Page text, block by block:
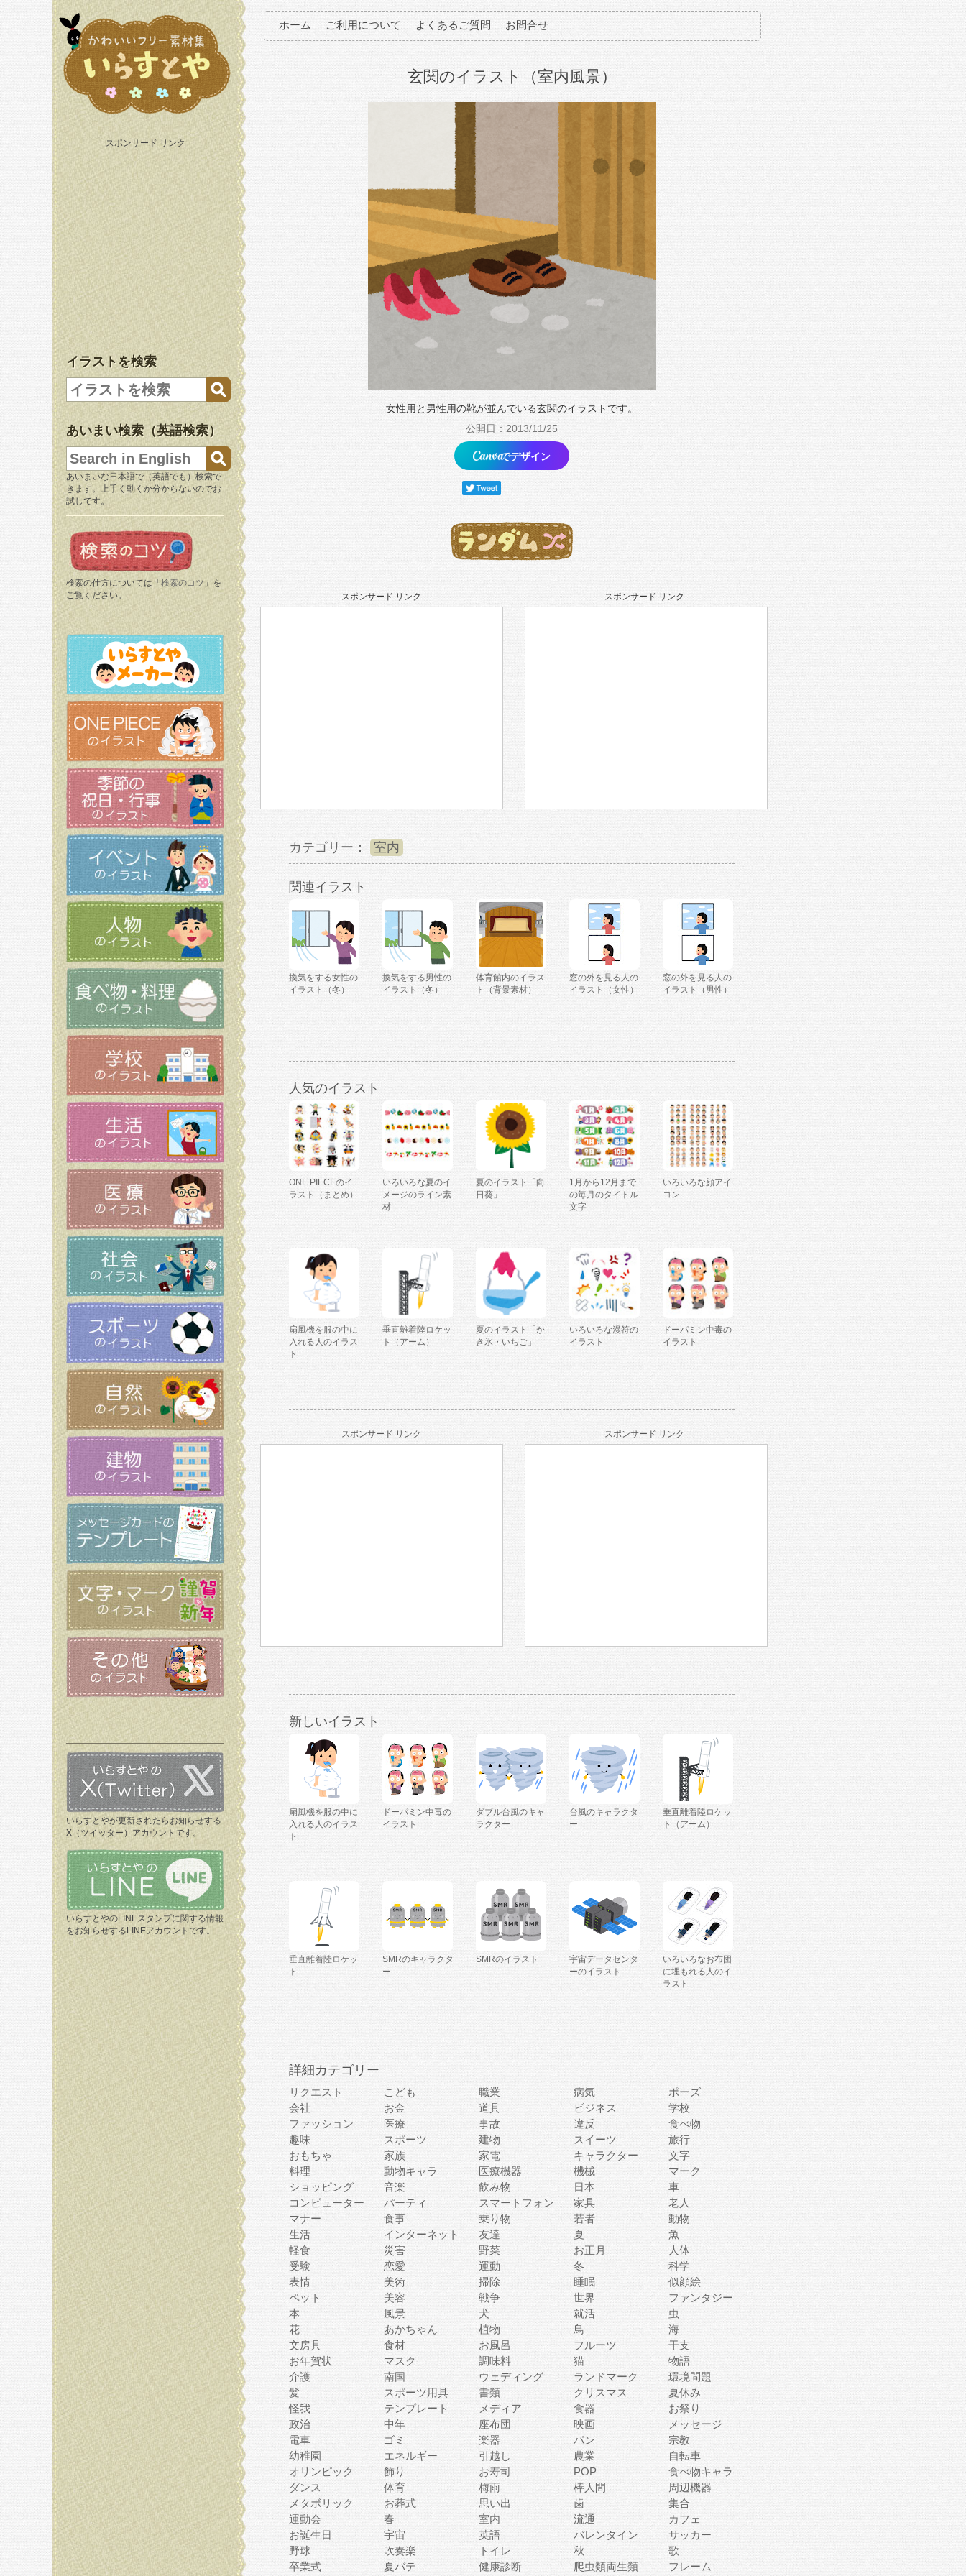
スポンサード リンク
イラストを検索
あいまい検索（英語検索）
あいまいな日本語で（英語でも）検索で
きます。上手く動くか分からないのでお
試しです。
検索の仕方については「 検索のコツ 」を
ご覧ください。
いらすとやが更新されたらお知らせする
X（ツイッター）アカウントです。
いらすとやのLINEスタンプに関する情報
をお知らせするLINEアカウントです。
ホーム ご利用について よくあるご質問 お問合せ
玄関のイラスト（室内風景）
女性用と男性用の靴が並んでいる玄関のイラストです。
公開日：2013/11/25
でデザイン
スポンサード リンク スポンサード リンク
カテゴリー： 室内
関連イラスト
換気をする女性の
イラスト（冬）
換気をする男性の
イラスト（冬）
体育館内のイラス
ト（背景素材）
窓の外を見る人の
イラスト（女性）
窓の外を見る人の
イラスト（男性）
人気のイラスト
ONE PIECEのイ
ラスト（まとめ）
いろいろな夏のイ
メージのライン素
材
夏のイラスト「向
日葵」
1月から12月まで
の毎月のタイトル
文字
いろいろな顔アイ
コン
扇風機を服の中に
入れる人のイラス
ト
垂直離着陸ロケッ
ト（アーム）
夏のイラスト「か
き氷・いちご」
いろいろな漫符の
イラスト
ドーパミン中毒の
イラスト
スポンサード リンク スポンサード リンク
新しいイラスト
扇風機を服の中に
入れる人のイラス
ト
ドーパミン中毒の
イラスト
ダブル台風のキャ
ラクター
台風のキャラクタ
ー
垂直離着陸ロケッ
ト（アーム）
垂直離着陸ロケッ
ト
SMRのキャラクタ
ー
SMRのイラスト
宇宙データセンタ
ーのイラスト
いろいろなお布団
に埋もれる人のイ
ラスト
詳細カテゴリー
リクエスト こども 職業 病気
ポーズ
会社
お金 道具 ビジネス
学校
ファッション
医療 事故 違反
食べ物
趣味
スポーツ 建物 スイーツ
旅行
おもちゃ
家族 家電 キャラクター
文字
料理
動物キャラ 医療機器 機械
マーク
ショッピング
音楽 飲み物 日本
車
コンピューター
パーティ スマートフォン 家具
老人
マナー
食事 乗り物 若者
動物
生活
インターネット 友達 夏
魚
軽食
災害 野菜 お正月
人体
受験
恋愛 運動 冬
科学
表情
美術 掃除 睡眠
似顔絵
ペット
美容 戦争 世界
ファンタジー
本
風景 犬 就活
虫
花
あかちゃん 植物 鳥
海
文房具
食材 お風呂 フルーツ
干支
お年賀状
マスク 調味料 猫
物語
介護
南国 ウェディング ランドマーク
環境問題
髪
スポーツ用具 書類 クリスマス
夏休み
怪我
テンプレート メディア 食器
お祭り
政治
中年 座布団 映画
メッセージ
電車
ゴミ 楽器 パン
宗教
幼稚園
エネルギー 引越し 農業
自転車
オリンピック
飾り お寿司 POP
食べ物キャラ
ダンス
体育 梅雨 棒人間
周辺機器
メタボリック
お葬式 思い出 歯
集合
運動会
春 室内 流通
カフェ
お誕生日
宇宙 英語 バレンタイン
サッカー
野球
吹奏楽 トイレ 秋
歌
卒業式
夏バテ 健康診断 爬虫類両生類 フレーム